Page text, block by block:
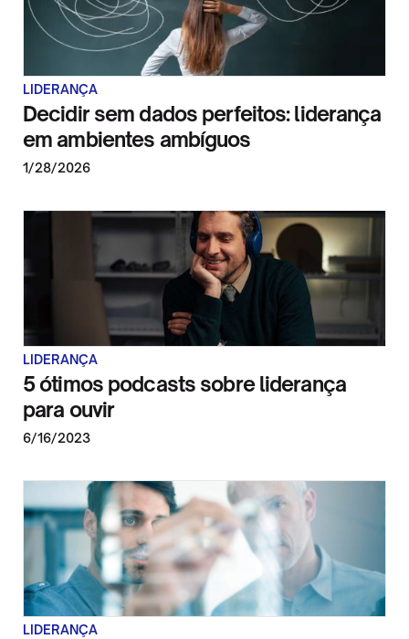
LIDERANÇA
Decidir sem dados perfeitos: liderança
em ambientes ambíguos
1/28/2026
LIDERANÇA
5 ótimos podcasts sobre liderança
para ouvir
6/16/2023
LIDERANÇA